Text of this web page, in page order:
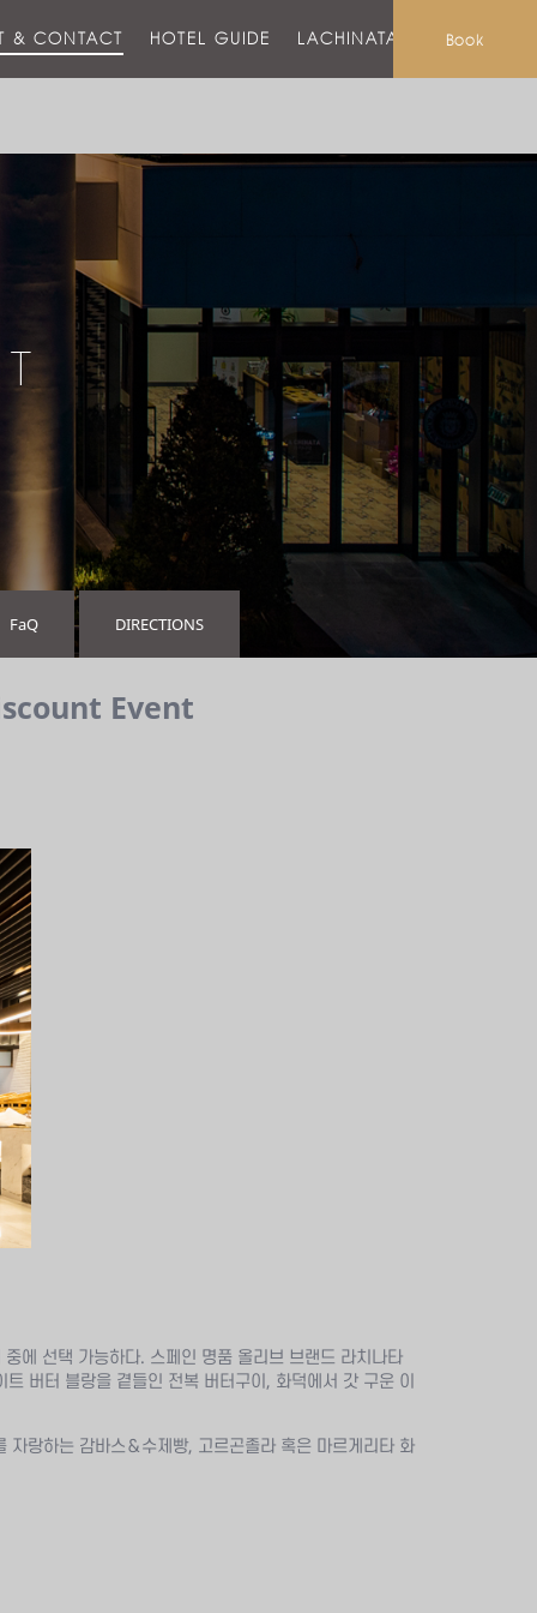
& CONTACT HOTEL GUIDE LACHINATA MALLBook
FaQ DIRECTIONS
Event
에 선택 가능하다. 스페인 명품 올리브 브랜드 라치나타
버터 블랑을 곁들인 전복 버터구이, 화덕에서 갓 구운 이
랑하는 감바스＆수제빵, 고르곤졸라 혹은 마르게리타 화